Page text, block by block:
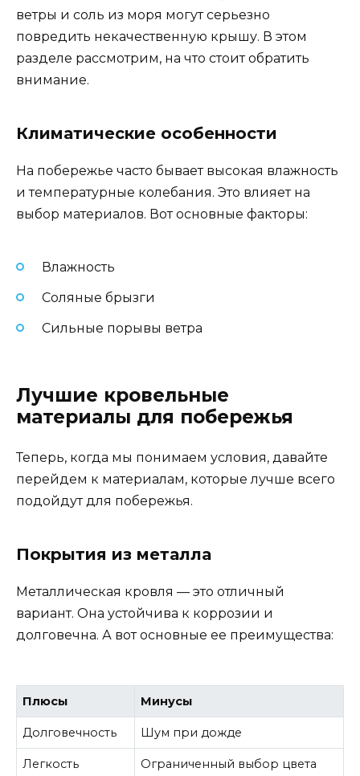
ветры и соль из моря могут серьезно
повредить некачественную крышу. В этом
разделе рассмотрим, на что стоит обратить
внимание.
Климатические особенности
На побережье часто бывает высокая влажность
и температурные колебания. Это влияет на
выбор материалов. Вот основные факторы:
Влажность
Соляные брызги
Сильные порывы ветра
Лучшие кровельные
материалы для побережья
Теперь, когда мы понимаем условия, давайте
перейдем к материалам, которые лучше всего
подойдут для побережья.
Покрытия из металла
Металлическая кровля — это отличный
вариант. Она устойчива к коррозии и
долговечна. А вот основные ее преимущества:
Плюсы Минусы
Долговечность Шум при дожде
Легкость Ограниченный выбор цвета